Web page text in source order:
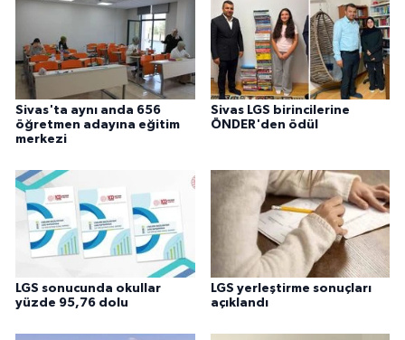
Sivas'ta aynı anda 656
öğretmen adayına eğitim
merkezi
Sivas LGS birincilerine
ÖNDER'den ödül
LGS sonucunda okullar
yüzde 95,76 dolu
LGS yerleştirme sonuçları
açıklandı